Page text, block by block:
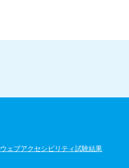
ウェブアクセシビリティ試験結果